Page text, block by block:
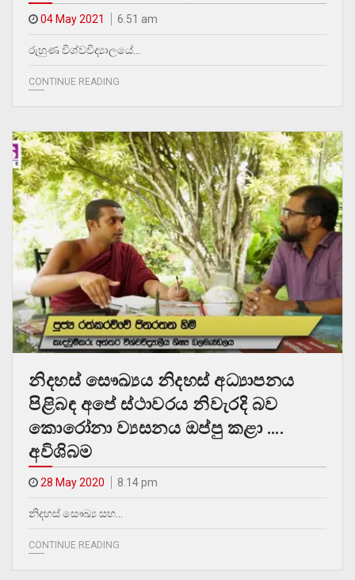
04 May 2021 6.51 am
රුහුණ විශ්වවිද්‍යාලයේ…
CONTINUE READING
නිදහස් සෞඛ්‍යය නිදහස් අධ්‍යාපනය
පිළිබඳ අපේ ස්ථාවරය නිවැරදි බව
කොරෝනා ව්‍යසනය ඔප්පු කළා ….
අවිශිබම
28 May 2020 8.14 pm
නිදහස් සෞඛ්‍ය සහ…
CONTINUE READING